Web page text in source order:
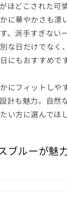
ほどこされた可
に華やかさも漂
。派手すぎない
な日だけでなく
にもおすすめです
にフィットしや
計も魅力。自然
い方に選んでほ
ブルーが魅